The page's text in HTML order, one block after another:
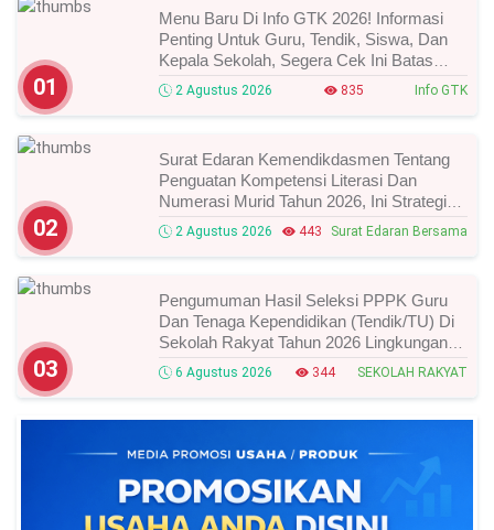
01
Menu Baru Di Info GTK 2026! Informasi
Penting Untuk Guru, Tendik, Siswa, Dan
Kepala Sekolah, Segera Cek Ini Batas
Waktunya!
2 Agustus 2026 835 Info GTK
02
Surat Edaran Kemendikdasmen Tentang
Penguatan Kompetensi Literasi Dan
Numerasi Murid Tahun 2026, Ini Strategi
Dan Alurnya
2 Agustus 2026 443 Surat Edaran Bersama
03
Pengumuman Hasil Seleksi PPPK Guru
Dan Tenaga Kependidikan (Tendik/TU) Di
Sekolah Rakyat Tahun 2026 Lingkungan
Kementerian Sosial RI, Ini Daftar Nama
Peserta Yang Lolos!
6 Agustus 2026 344 SEKOLAH RAKYAT